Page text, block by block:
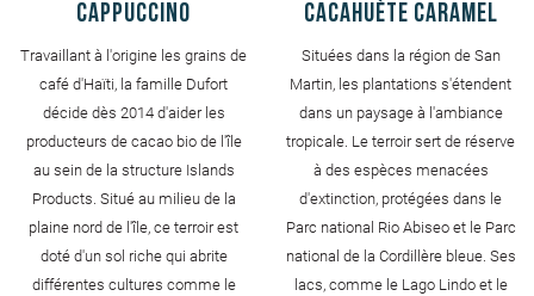
Cappuccino
Travaillant à l'origine les grains de
café d'Haïti, la famille Dufort
décide dès 2014 d'aider les
producteurs de cacao bio de l'île
au sein de la structure Islands
Products. Situé au milieu de la
plaine nord de l'île, ce terroir est
doté d'un sol riche qui abrite
différentes cultures comme le
Cacahuète caramel
Situées dans la région de San
Martin, les plantations s'étendent
dans un paysage à l'ambiance
tropicale. Le terroir sert de réserve
à des espèces menacées
d'extinction, protégées dans le
Parc national Rio Abiseo et le Parc
national de la Cordillère bleue. Ses
lacs, comme le Lago Lindo et le